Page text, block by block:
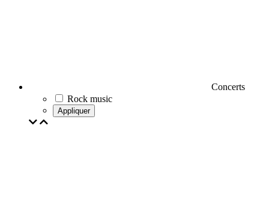
Concerts
Rock music
Appliquer